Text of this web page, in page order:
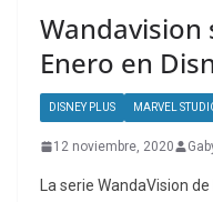
Wandavision
Enero en
DISNEY PLUS MARVEL
12 noviembre, 2020
La serie WandaVision